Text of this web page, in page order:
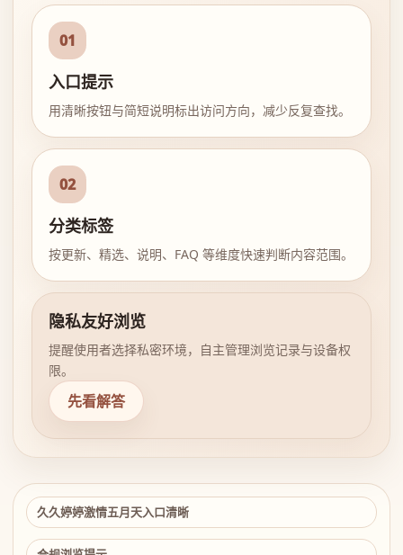
01
入口提示
用清晰按钮与简短说明标出访问方向，减少反复查找。
02
分类标签
按更新、精选、说明、FAQ 等维度快速判断内容范围。
隐私友好浏览
提醒使用者选择私密环境，自主管理浏览记录与设备权
限。
先看解答
久久婷婷激情五月天入口清晰